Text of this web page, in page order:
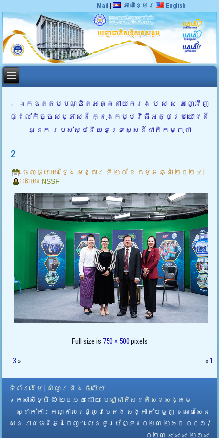
Mail | ភាសាខ្មែរ English
← ឯកឧត្តមបណ្ឌិតអគ្គនាយករង ប.ស.ស. អញ្ជើញ
ផ្ដល់កិច្ចសម្ភាសន៍ ក្នុងកម្មវិធីអត្ថប្រយោជន៍
អ្នក របស់ស្ថានីយទូរទស្សន៍ជាតិកម្ពុជា
2
ចេញផ្សាយ៖ ថ្ងៃ អង្គារ ទី ២០ ខែ កុម្ភៈ ឆ្នាំ ២០២៤
ដោយ៖ NSSF
Full size is 750 × 500 pixels
3 » «1
ទំព័រដើម
សំណួរ និង ចំលើយ
រក្សាសិទ្ធិ © ២០១៤ ដោយ​ បេឡាជាតិសន្តិសុខសង្គម
ស្នាក់ការកណ្តាល ៖ ផ្លូវបេតុង សង្កាត់ឃ្មួញ ខណ្ឌសែន
សុខ រាជធានីភ្នំពេញ។ លេខទូរស័ព្ទ ៖ ០២៣ ២៦០ ០០១ /
០២៣ ៩៩៩ ២១៩